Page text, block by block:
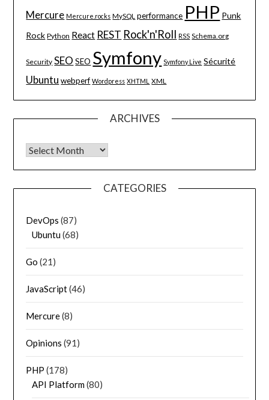
Mercure Mercure.rocks MySQL performance PHP Punk
Rock Python React REST Rock'n'Roll RSS Schema.org
Security SEO SEO Symfony Symfony Live Sécurité
Ubuntu webperf Wordpress XHTML XML
ARCHIVES
Archives
CATEGORIES
DevOps (87)
Ubuntu(68)
Go (21)
JavaScript(46)
Mercure(8)
Opinions (91)
PHP (178)
API Platform(80)